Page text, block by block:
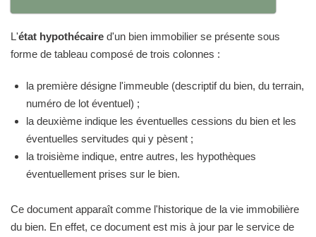
L'état hypothécaire d'un bien immobilier se présente sous
forme de tableau composé de trois colonnes :
la première désigne l'immeuble (descriptif du bien, du terrain,
numéro de lot éventuel) ;
la deuxième indique les éventuelles cessions du bien et les
éventuelles servitudes qui y pèsent ;
la troisième indique, entre autres, les hypothèques
éventuellement prises sur le bien.
Ce document apparaît comme l'historique de la vie immobilière
du bien. En effet, ce document est mis à jour par le service de